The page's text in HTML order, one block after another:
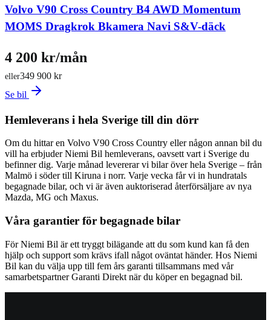
Volvo V90 Cross Country B4 AWD Momentum
MOMS Dragkrok Bkamera Navi S&V-däck
349 900 kr
eller
4 200 kr/mån
Se bil
Hemleverans i hela Sverige till din dörr
Om du hittar en Volvo V90 Cross Country eller någon annan bil du
vill ha erbjuder Niemi Bil hemleverans, oavsett vart i Sverige du
befinner dig. Varje månad levererar vi bilar över hela Sverige – från
Malmö i söder till Kiruna i norr. Varje vecka får vi in hundratals
begagnade bilar, och vi är även auktoriserad återförsäljare av nya
Mazda, MG och Maxus.
Våra garantier för begagnade bilar
För Niemi Bil är ett tryggt bilägande att du som kund kan få den
hjälp och support som krävs ifall något oväntat händer. Hos Niemi
Bil kan du välja upp till fem års garanti tillsammans med vår
samarbetspartner Garanti Direkt när du köper en begagnad bil.